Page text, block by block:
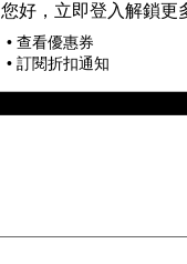
您好，立即登入解鎖更
• 查看優惠券
• 訂閱折扣通知